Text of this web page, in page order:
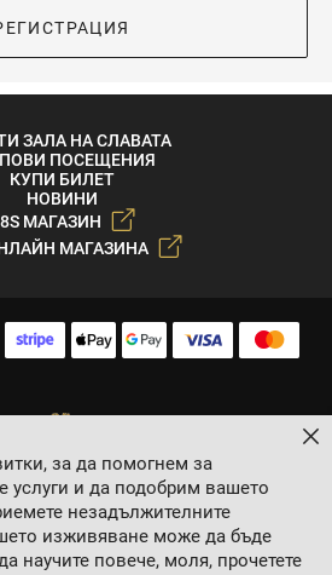
ЗАЛА НА СЛАВАТА
ПОСЕЩЕНИЯ
КУПИ БИЛЕТ
НОВИНИ
МАГАЗИН
МАГАЗИНА
© 8 AGENCY
за да помогнем за
услуги и да подобрим вашето
незадължителните
изживяване може да бъде
научите повече, моля, прочетете